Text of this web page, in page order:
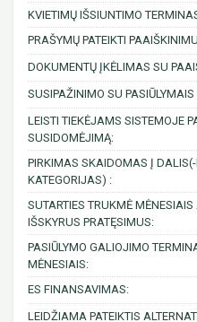
KVIETIMŲ IŠSIUNTIMO
PRAŠYMŲ PATEIKTI
DOKUMENTŲ ĮKĖLIMAS SU
SUSIPAŽINIMO SU PASIŪLYMAIS
LEISTI TIEKĖJAMS SISTEMOJE
SUSIDOMĖJIMĄ:
PIRKIMAS SKAIDOMAS Į
KATEGORIJAS) :
SUTARTIES TRUKMĖ
IŠSKYRUS PRATĘSIMUS:
PASIŪLYMO GALIOJIMO
MĖNESIAIS:
ES FINANSAVIMAS:
LEIDŽIAMA PATEIKTIS